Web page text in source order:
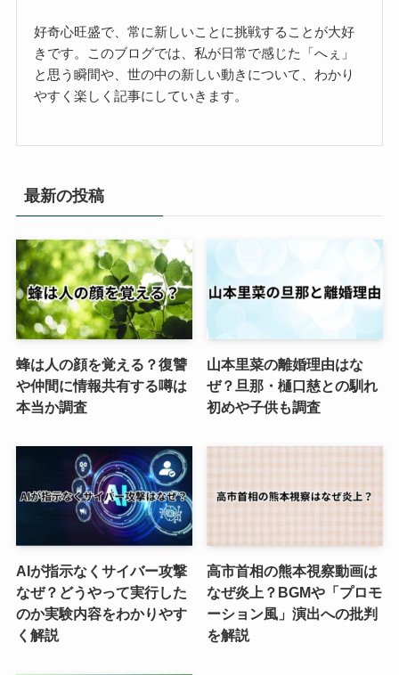
好奇心旺盛で、常に新しいことに挑戦することが大好
きです。このブログでは、私が日常で感じた「へぇ」
と思う瞬間や、世の中の新しい動きについて、わかり
やすく楽しく記事にしていきます。
最新の投稿
蜂は人の顔を覚える？復讐
や仲間に情報共有する噂は
本当か調査
山本里菜の離婚理由はな
ぜ？旦那・樋口慈との馴れ
初めや子供も調査
AIが指示なくサイバー攻撃
なぜ？どうやって実行した
のか実験内容をわかりやす
く解説
高市首相の熊本視察動画は
なぜ炎上？BGMや「プロモ
ーション風」演出への批判
を解説